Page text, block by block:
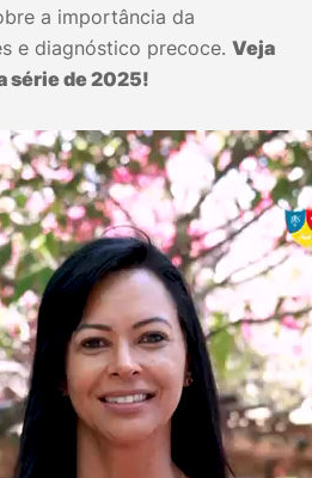
a importância da
e diagnóstico precoce. Veja
série de 2025!